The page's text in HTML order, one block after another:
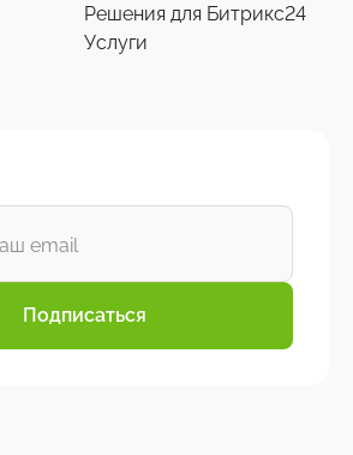
Решения для Битрикс24
Услуги
Подписаться